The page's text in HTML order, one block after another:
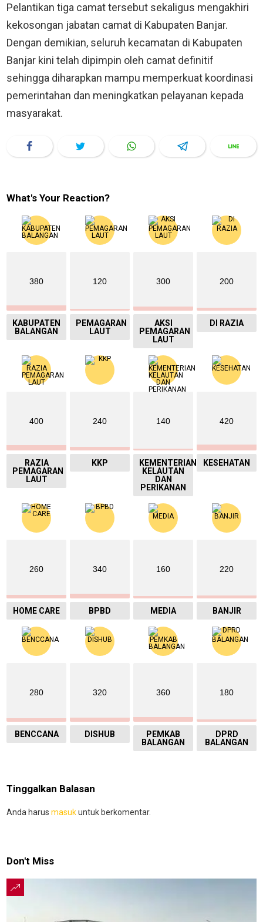
Pelantikan tiga camat tersebut sekaligus mengakhiri
kekosongan jabatan camat di Kabupaten Banjar.
Dengan demikian, seluruh kecamatan di Kabupaten
Banjar kini telah dipimpin oleh camat definitif
sehingga diharapkan mampu memperkuat koordinasi
pemerintahan dan meningkatkan pelayanan kepada
masyarakat.
What's Your Reaction?
380
KABUPATEN
BALANGAN
120
PEMAGARAN
LAUT
300
AKSI
PEMAGARAN
LAUT
200
DI RAZIA
400
RAZIA
PEMAGARAN
LAUT
240
KKP
140
KEMENTERIAN
KELAUTAN
DAN
PERIKANAN
420
KESEHATAN
260
HOME CARE
340
BPBD
160
MEDIA
220
BANJIR
280
BENCCANA
320
DISHUB
360
PEMKAB
BALANGAN
180
DPRD
BALANGAN
Tinggalkan Balasan
Anda harus masukuntuk berkomentar.
Don't Miss